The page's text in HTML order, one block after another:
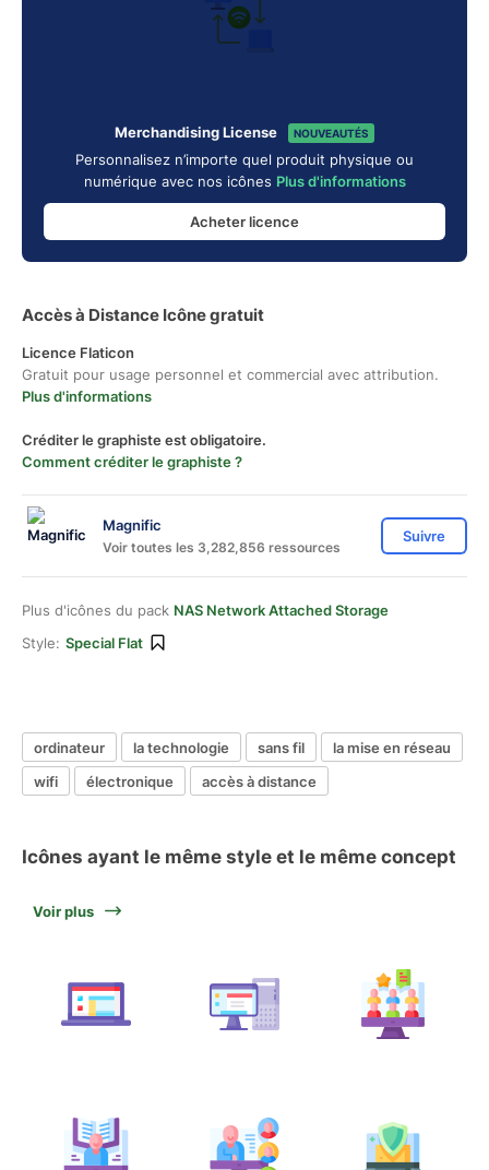
Merchandising License NOUVEAUTÉS
Personnalisez n’importe quel produit physique ou
numérique avec nos icônes Plus d'informations
Acheter licence
Accès à Distance Icône gratuit
Licence Flaticon
Gratuit pour usage personnel et commercial avec attribution.
Plus d'informations
Créditer le graphiste est obligatoire.
Comment créditer le graphiste ?
Magnific
Voir toutes les 3,282,856 ressources
Suivre
Plus d'icônes du pack NAS Network Attached Storage
Style: Special Flat
ordinateur la technologie sans fil
la mise en réseau
wifi
électronique accès à distance
Icônes ayant le même style et le même concept
Voir plus